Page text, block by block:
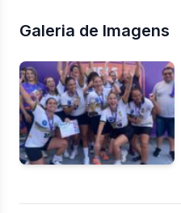
Galeria de Imagens